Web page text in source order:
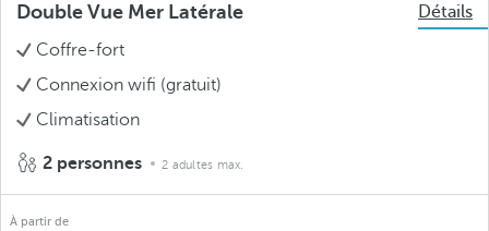
Double Vue Mer Latérale
Détails
Coffre-fort
Connexion wifi (gratuit)
Climatisation
2 personnes 2 adultes max.
À partir de